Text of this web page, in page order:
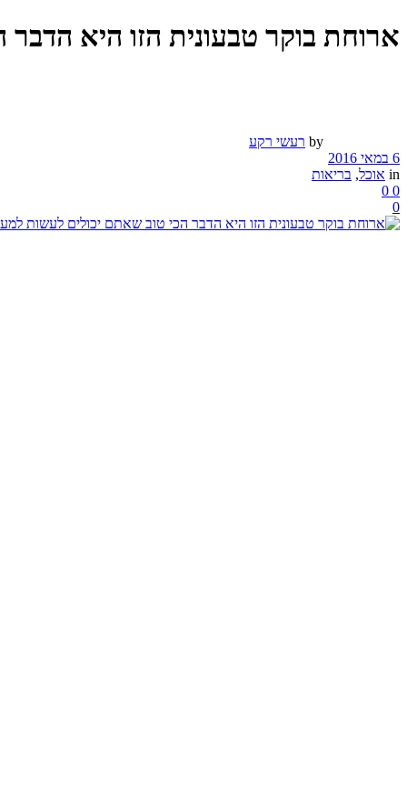
ארוחת בוקר טבעונית הזו היא
by רעשי רקע
6 במאי 2016
in אוכל, בריאות
0
0
0